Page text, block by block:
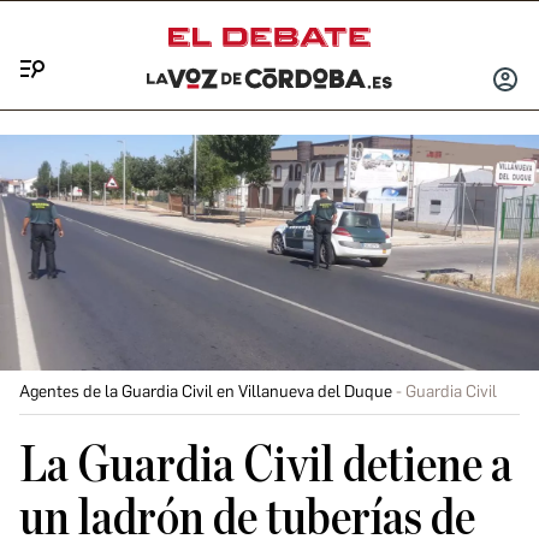
INICIAR
Agentes de la Guardia Civil en Villanueva del Duque Guardia Civil
La Guardia Civil detiene a
un ladrón de tuberías de